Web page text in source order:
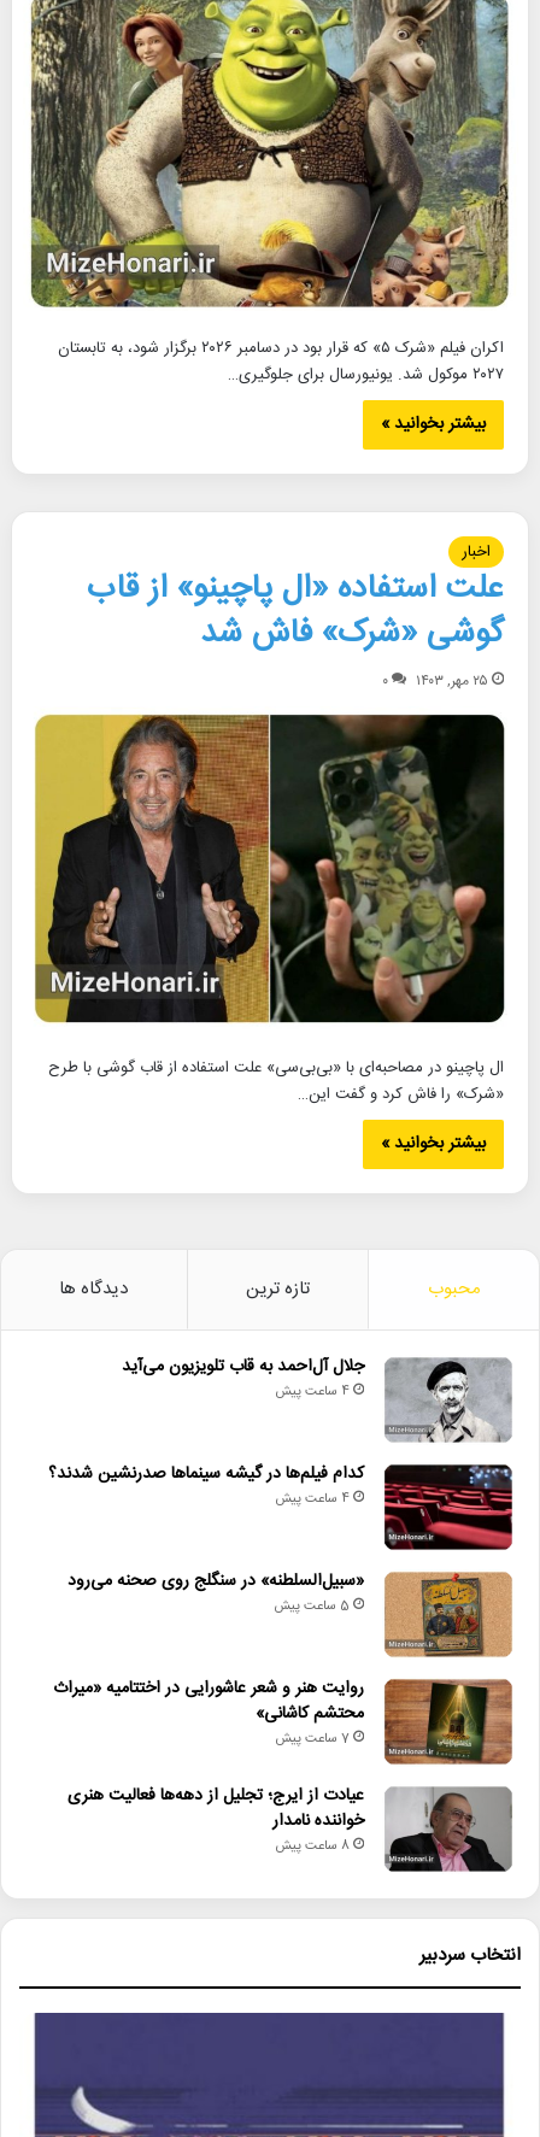
اکران فیلم «شرک ۵» که قرار بود در دسامبر ۲۰۲۶ برگزار شود، به تابستان
۲۰۲۷ موکول شد. یونیورسال برای جلوگیری…
بیشتر بخوانید »
اخبار
علت استفاده «ال پاچینو» از قاب
گوشی «شرک» فاش شد
۲۵ مهر, ۱۴۰۳ ۰
ال پاچینو در مصاحبه‌ای با «بی‌بی‌سی» علت استفاده از قاب گوشی با طرح
«شرک» را فاش کرد و گفت این…
بیشتر بخوانید »
محبوب تازه ترین دیدگاه ها
جلال آل‌احمد به قاب تلویزیون می‌آید
4 ساعت پیش
کدام فیلم‌ها در گیشه سینماها صدرنشین شدند؟
4 ساعت پیش
«سبیل‌السلطنه» در سنگلج روی صحنه می‌رود
5 ساعت پیش
روایت هنر و شعر عاشورایی در اختتامیه «میراث
محتشم کاشانی»
7 ساعت پیش
عیادت از ایرج؛ تجلیل از دهه‌ها فعالیت هنری
خواننده نامدار
8 ساعت پیش
انتخاب سردبیر